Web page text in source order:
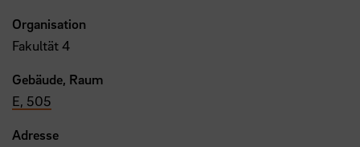
Organisation
Fakultät 4
Gebäude, Raum
E, 505
Adresse